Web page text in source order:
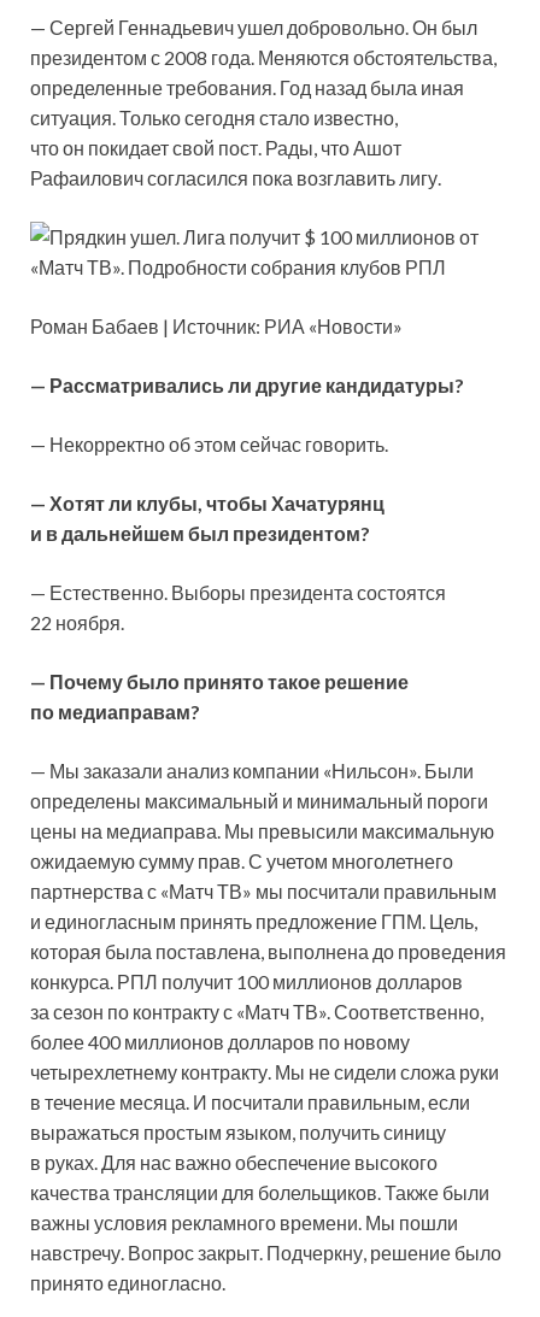
— Сергей Геннадьевич ушел добровольно. Он был
президентом с 2008 года. Меняются обстоятельства,
определенные требования. Год назад была иная
ситуация. Только сегодня стало известно,
что он покидает свой пост. Рады, что Ашот
Рафаилович согласился пока возглавить лигу.
Роман Бабаев | Источник: РИА «Новости»
— Рассматривались ли другие кандидатуры?
— Некорректно об этом сейчас говорить.
— Хотят ли клубы, чтобы Хачатурянц
и в дальнейшем был президентом?
— Естественно. Выборы президента состоятся
22 ноября.
— Почему было принято такое решение
по медиаправам?
— Мы заказали анализ компании «Нильсон». Были
определены максимальный и минимальный пороги
цены на медиаправа. Мы превысили максимальную
ожидаемую сумму прав. С учетом многолетнего
партнерства с «Матч ТВ» мы посчитали правильным
и единогласным принять предложение ГПМ. Цель,
которая была поставлена, выполнена до проведения
конкурса. РПЛ получит 100 миллионов долларов
за сезон по контракту с «Матч ТВ». Соответственно,
более 400 миллионов долларов по новому
четырехлетнему контракту. Мы не сидели сложа руки
в течение месяца. И посчитали правильным, если
выражаться простым языком, получить синицу
в руках. Для нас важно обеспечение высокого
качества трансляции для болельщиков. Также были
важны условия рекламного времени. Мы пошли
навстречу. Вопрос закрыт. Подчеркну, решение было
принято единогласно.